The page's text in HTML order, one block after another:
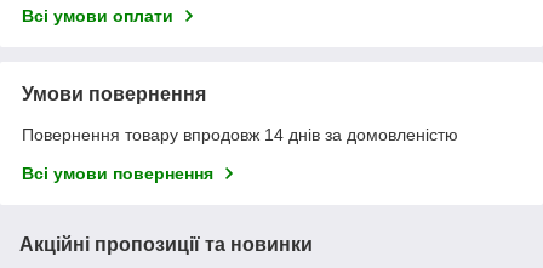
Всі умови оплати
Умови повернення
Повернення товару впродовж 14 днів за домовленістю
Всі умови повернення
Акційні пропозиції та новинки